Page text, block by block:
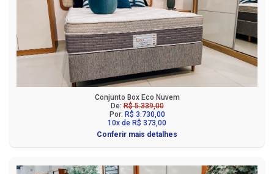
Conjunto Box Eco Nuvem
De:R$ 5.339,00
Por: R$ 3.730,00
10x de R$ 373,00
Conferir mais detalhes